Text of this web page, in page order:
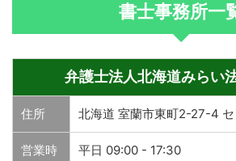
書士事務所一
弁護士法人北海道みらい
住所 北海道 室蘭市東町2-27-4
営業時
平日 09:00 - 17:30